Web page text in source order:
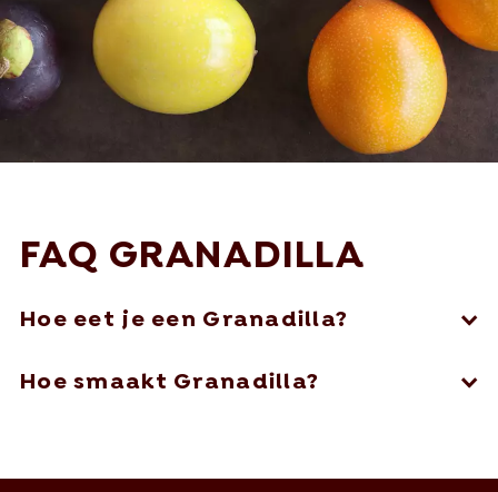
FAQ GRANADILLA
Hoe eet je een Granadilla?
Hoe smaakt Granadilla?